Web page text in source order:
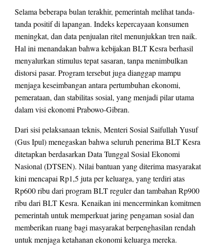
Selama beberapa bulan terakhir, pemerintah melihat tanda-
tanda positif di lapangan. Indeks kepercayaan konsumen
meningkat, dan data penjualan ritel menunjukkan tren naik.
Hal ini menandakan bahwa kebijakan BLT Kesra berhasil
menyalurkan stimulus tepat sasaran, tanpa menimbulkan
distorsi pasar. Program tersebut juga dianggap mampu
menjaga keseimbangan antara pertumbuhan ekonomi,
pemerataan, dan stabilitas sosial, yang menjadi pilar utama
dalam visi ekonomi Prabowo-Gibran.
Dari sisi pelaksanaan teknis, Menteri Sosial Saifullah Yusuf
(Gus Ipul) menegaskan bahwa seluruh penerima BLT Kesra
ditetapkan berdasarkan Data Tunggal Sosial Ekonomi
Nasional (DTSEN). Nilai bantuan yang diterima masyarakat
kini mencapai Rp1,5 juta per keluarga, yang terdiri atas
Rp600 ribu dari program BLT reguler dan tambahan Rp900
ribu dari BLT Kesra. Kenaikan ini mencerminkan komitmen
pemerintah untuk memperkuat jaring pengaman sosial dan
memberikan ruang bagi masyarakat berpenghasilan rendah
untuk menjaga ketahanan ekonomi keluarga mereka.